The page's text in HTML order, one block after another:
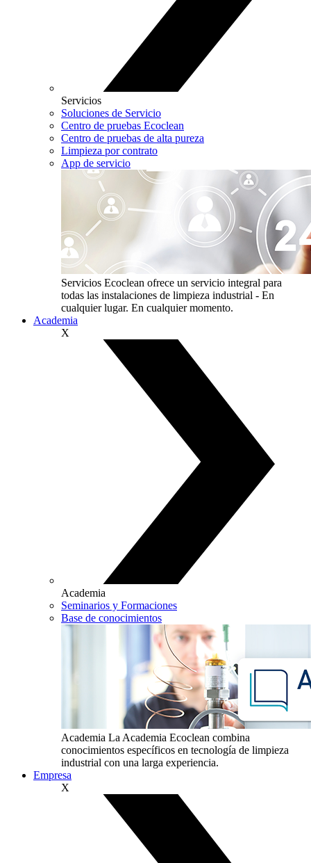
Servicios
Soluciones de Servicio
Centro de pruebas Ecoclean
Centro de pruebas de alta pureza
Limpieza por contrato
App de servicio
Servicios Ecoclean ofrece un servicio integral para
todas las instalaciones de limpieza industrial - En
cualquier lugar. En cualquier momento.
Academia
X
Academia
Seminarios y Formaciones
Base de conocimientos
Academia La Academia Ecoclean combina
conocimientos específicos en tecnología de limpieza
industrial con una larga experiencia.
Empresa
X